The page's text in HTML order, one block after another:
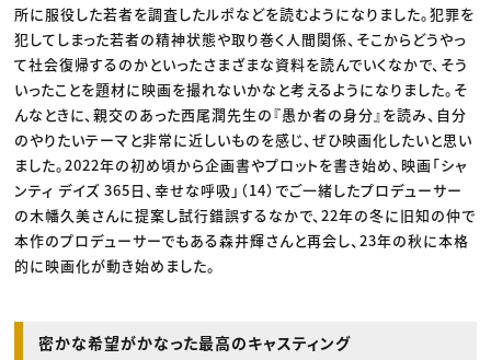
所に服役した若者を調査したルポなどを読むようになりました。犯罪を
犯してしまった若者の精神状態や取り巻く人間関係、そこからどうやっ
て社会復帰するのかといったさまざまな資料を読んでいくなかで、そう
いったことを題材に映画を撮れないかなと考えるようになりました。そ
んなときに、親交のあった西尾潤先生の『愚か者の身分』を読み、自分
のやりたいテーマと非常に近しいものを感じ、ぜひ映画化したいと思い
ました。2022年の初め頃から企画書やプロットを書き始め、映画「シャ
ンティ デイズ 365日、幸せな呼吸」（14）でご一緒したプロデューサー
の木幡久美さんに提案し試行錯誤するなかで、22年の冬に旧知の仲で
本作のプロデューサーでもある森井輝さんと再会し、23年の秋に本格
的に映画化が動き始めました。
密かな希望がかなった最高のキャスティング